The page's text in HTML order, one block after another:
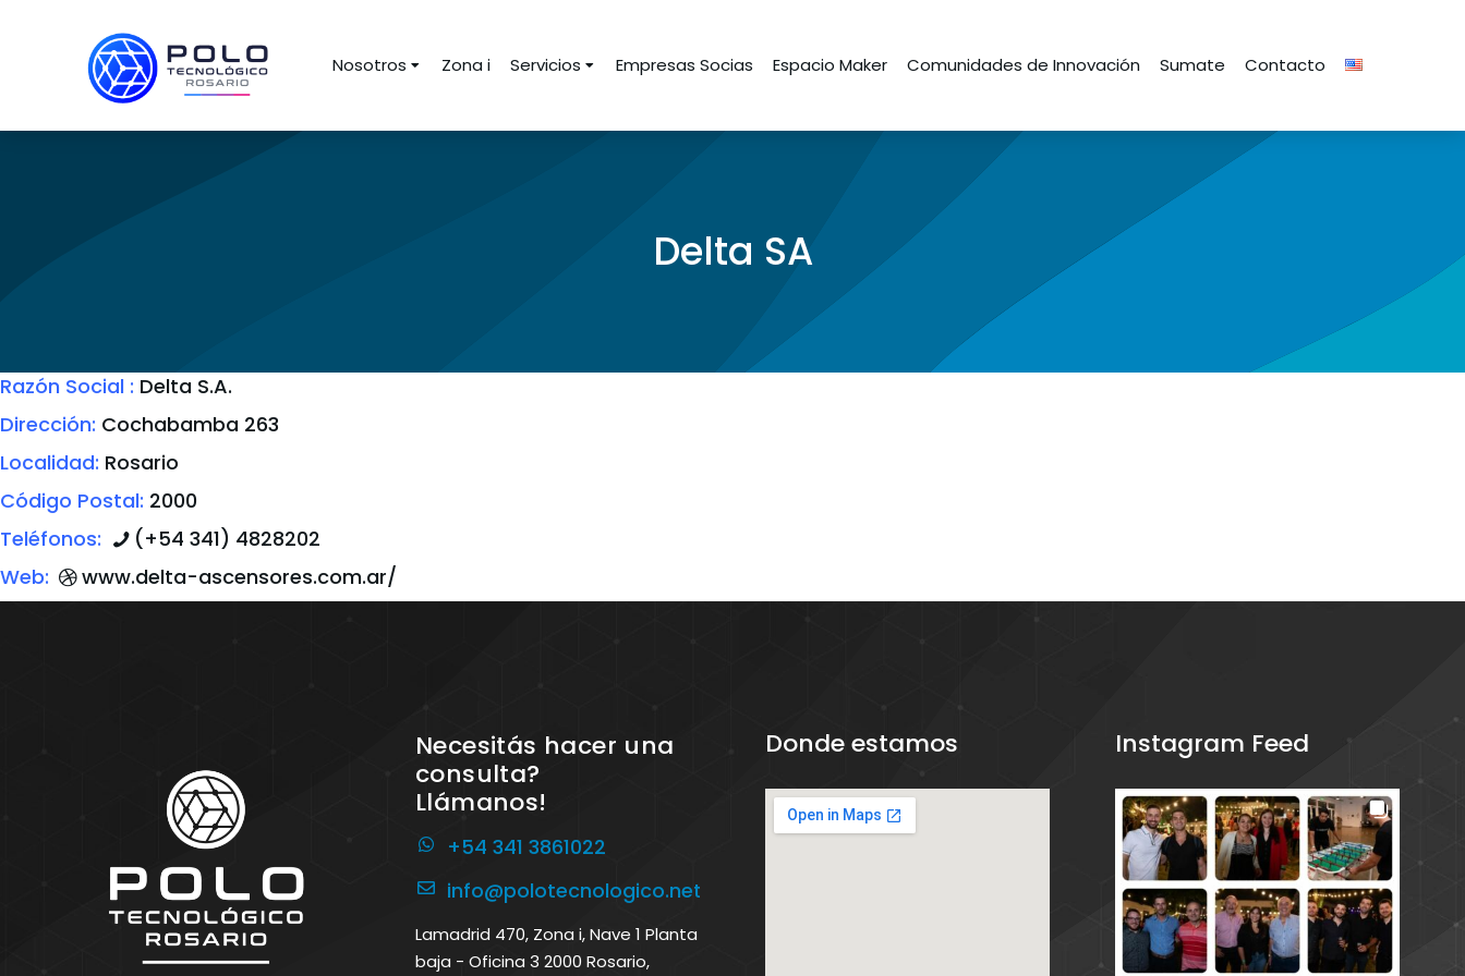
Nosotros Zona i Servicios Empresas Socias Espacio Maker Comunidades de Innovación Sumate Contacto
Delta SA
Razón Social : Delta S.A.
Dirección: Cochabamba 263
Localidad: Rosario
Código Postal: 2000
Teléfonos:
(+54 341) 4828202
Web:
www.delta-ascensores.com.ar/
Necesitás hacer una
consulta?
Llámanos!
+54 341 3861022
info@polotecnologico.net
Lamadrid 470, Zona i, Nave 1 Planta
baja - Oficina 3 2000 Rosario,
Donde estamos Instagram Feed